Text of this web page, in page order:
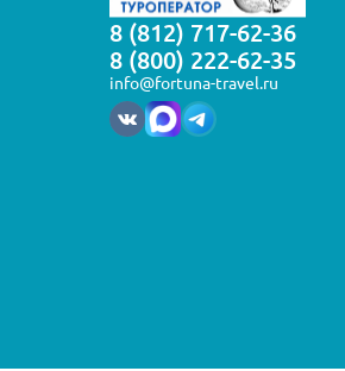
8 (812) 717-62-36
8 (800) 222-62-35
info@fortuna-travel.ru